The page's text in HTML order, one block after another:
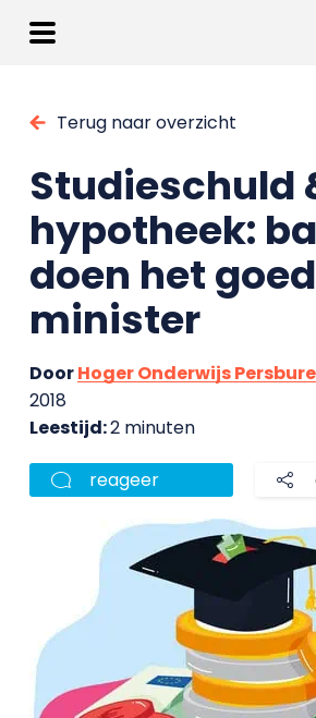
Terug naar overzicht
Studieschuld
hypotheek:
doen het
minister
DoorHoger Onderwijs
2018
Leestijd:2 minuten
reageer